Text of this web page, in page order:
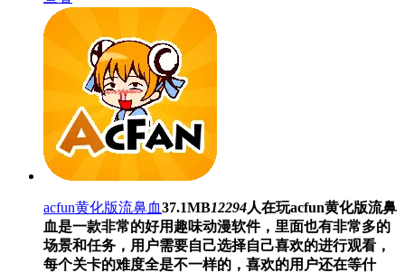
acfun黄化版流鼻血37.1MB12294人在玩acfun黄化版流鼻
血是一款非常的好用趣味动漫软件，里面也有非常多的
场景和任务，用户需要自己选择自己喜欢的进行观看，
每个关卡的难度全是不一样的，喜欢的用户还在等什